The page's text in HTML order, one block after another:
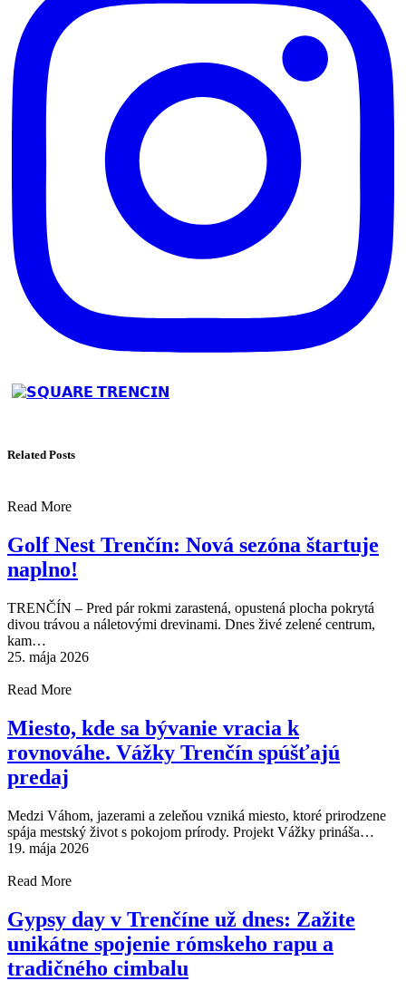
Related Posts
Read More
Golf Nest Trenčín: Nová sezóna štartuje
naplno!
TRENČÍN – Pred pár rokmi zarastená, opustená plocha pokrytá
divou trávou a náletovými drevinami. Dnes živé zelené centrum,
kam…
25. mája 2026
Read More
Miesto, kde sa bývanie vracia k
rovnováhe. Vážky Trenčín spúšťajú
predaj
Medzi Váhom, jazerami a zeleňou vzniká miesto, ktoré prirodzene
spája mestský život s pokojom prírody. Projekt Vážky prináša…
19. mája 2026
Read More
Gypsy day v Trenčíne už dnes: Zažite
unikátne spojenie rómskeho rapu a
tradičného cimbalu